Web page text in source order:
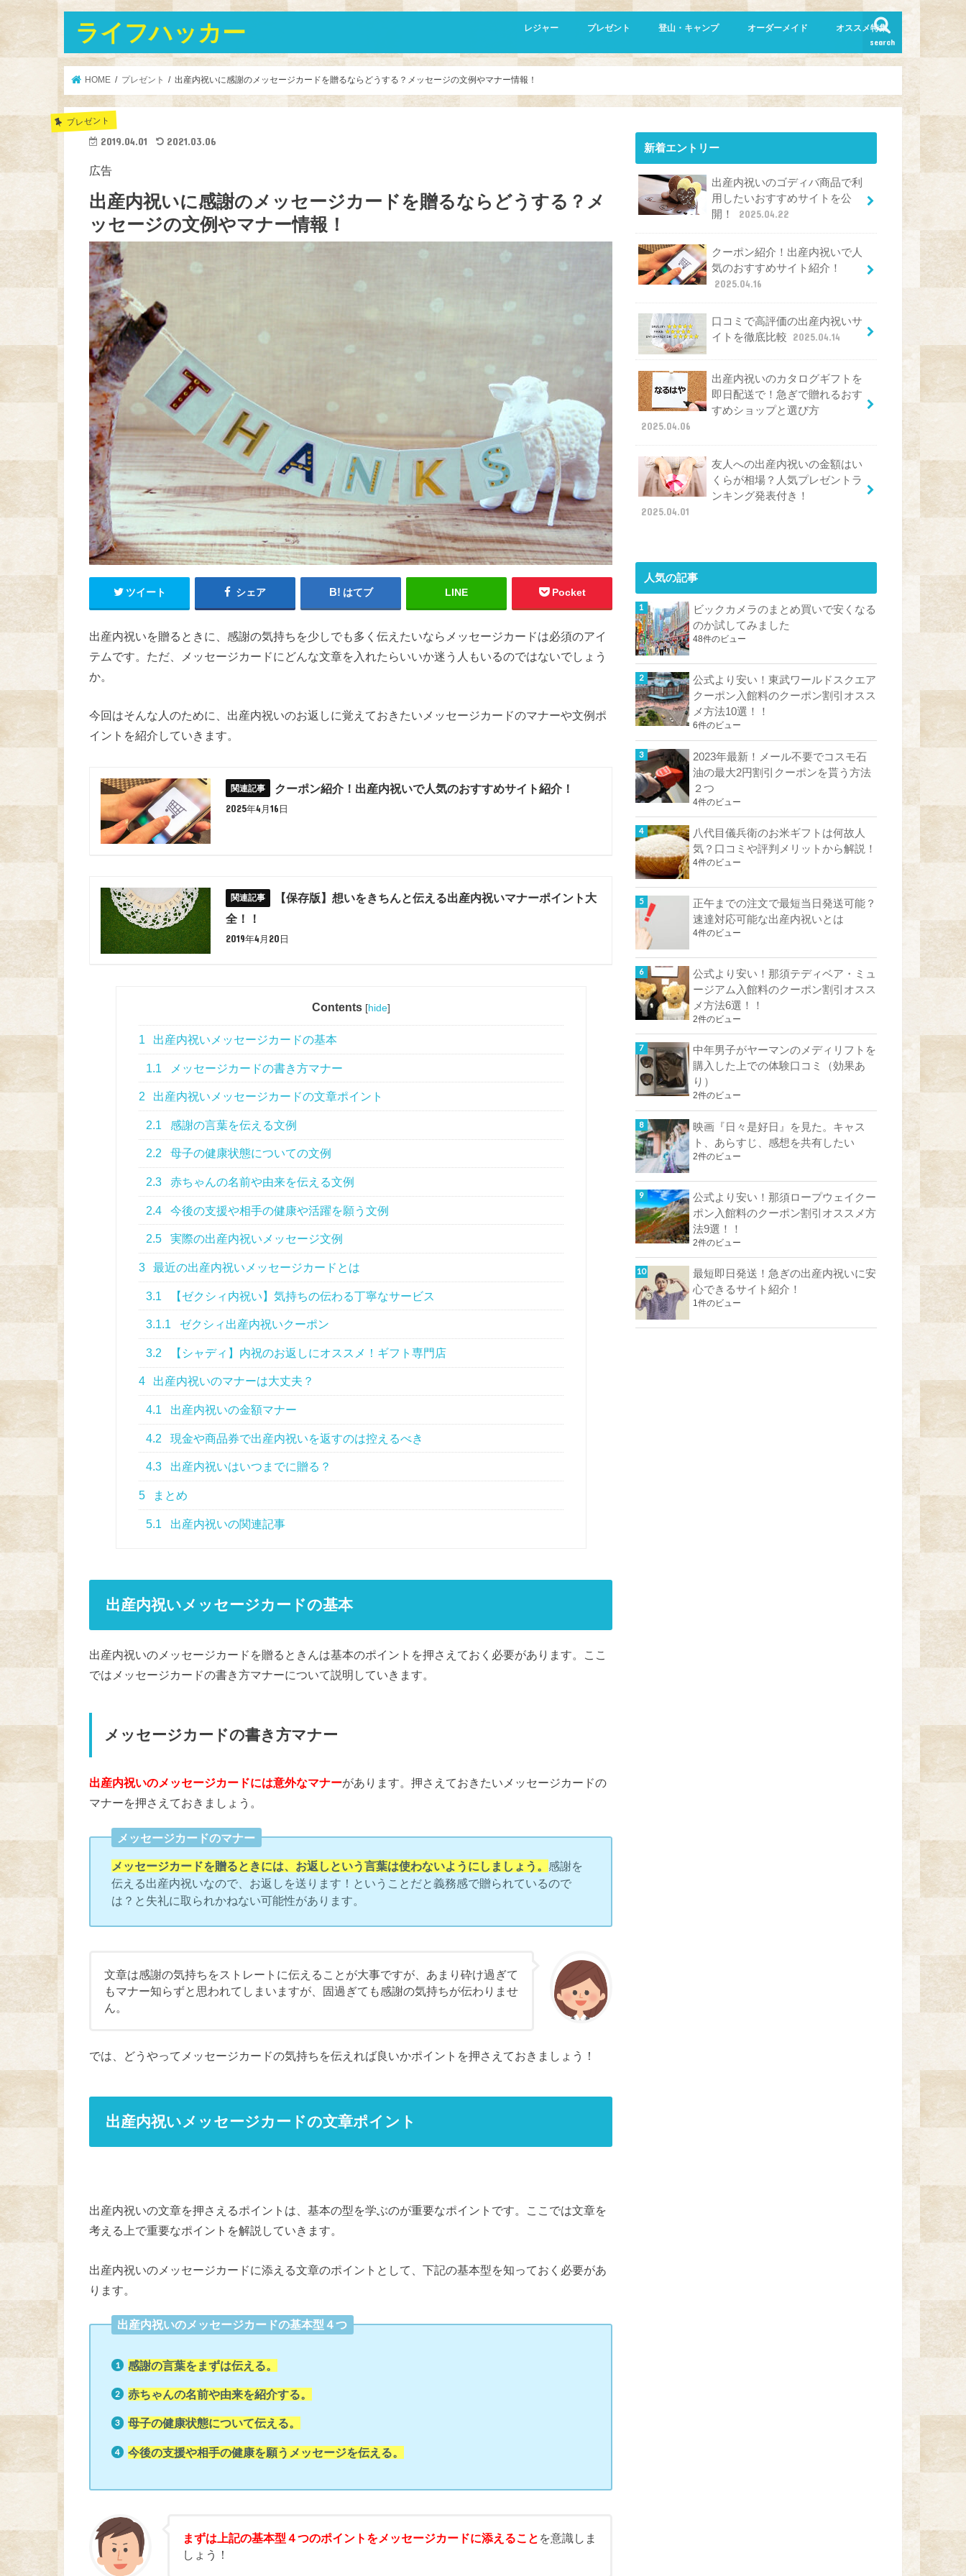
ライフハッカー search
レジャー プレゼント
胡蝶蘭
登山・キャンプ オーダーメイド オススメ特集
HOME プレゼント 出産内祝いに感謝のメッセージカードを贈るならどうする？メッセージの文例やマナー情報！
プレゼント
2019.04.01 2021.03.06
広告
出産内祝いに感謝のメッセージカードを贈るならどうする？メ
ッセージの文例やマナー情報！
ツイート シェア はてブ LINE Pocket
出産内祝いを贈るときに、感謝の気持ちを少しでも多く伝えたいならメッセージカードは必須のアイ
テムです。ただ、メッセージカードにどんな文章を入れたらいいか迷う人もいるのではないでしょう
か。
今回はそんな人のために、出産内祝いのお返しに覚えておきたいメッセージカードのマナーや文例ポ
イントを紹介していきます。
クーポン紹介！出産内祝いで人気のおすすめサイト紹介！
2025年4月16日
【保存版】想いをきちんと伝える出産内祝いマナーポイント大
全！！
2019年4月20日
Contents [hide]
1 出産内祝いメッセージカードの基本
1.1 メッセージカードの書き方マナー
2 出産内祝いメッセージカードの文章ポイント
2.1 感謝の言葉を伝える文例
2.2 母子の健康状態についての文例
2.3 赤ちゃんの名前や由来を伝える文例
2.4 今後の支援や相手の健康や活躍を願う文例
2.5 実際の出産内祝いメッセージ文例
3 最近の出産内祝いメッセージカードとは
3.1 【ゼクシィ内祝い】気持ちの伝わる丁寧なサービス
3.1.1 ゼクシィ出産内祝いクーポン
3.2 【シャディ】内祝のお返しにオススメ！ギフト専門店
4 出産内祝いのマナーは大丈夫？
4.1 出産内祝いの金額マナー
4.2 現金や商品券で出産内祝いを返すのは控えるべき
4.3 出産内祝いはいつまでに贈る？
5 まとめ
5.1 出産内祝いの関連記事
出産内祝いメッセージカードの基本
出産内祝いのメッセージカードを贈るときんは基本のポイントを押さえておく必要があります。ここ
ではメッセージカードの書き方マナーについて説明していきます。
メッセージカードの書き方マナー
出産内祝いのメッセージカードには意外なマナーがあります。押さえておきたいメッセージカードの
マナーを押さえておきましょう。
メッセージカードのマナー
メッセージカードを贈るときには、お返しという言葉は使わないようにしましょう。 感謝を
伝える出産内祝いなので、お返しを送ります！ということだと義務感で贈られているので
は？と失礼に取られかねない可能性があります。
文章は感謝の気持ちをストレートに伝えることが大事ですが、あまり砕け過ぎて
もマナー知らずと思われてしまいますが、固過ぎても感謝の気持ちが伝わりませ
ん。
では、どうやってメッセージカードの気持ちを伝えれば良いかポイントを押さえておきましょう！
出産内祝いメッセージカードの文章ポイント
出産内祝いの文章を押さえるポイントは、基本の型を学ぶのが重要なポイントです。ここでは文章を
考える上で重要なポイントを解説していきます。
出産内祝いのメッセージカードに添える文章のポイントとして、下記の基本型を知っておく必要があ
ります。
出産内祝いのメッセージカードの基本型４つ
感謝の言葉をまずは伝える。
赤ちゃんの名前や由来を紹介する。
母子の健康状態について伝える。
今後の支援や相手の健康を願うメッセージを伝える。
まずは上記の基本型４つのポイントをメッセージカードに添えること を意識しま
しょう！
新着エントリー
出産内祝いのゴディバ商品で利
用したいおすすめサイトを公
開！
2025.04.22
クーポン紹介！出産内祝いで人
気のおすすめサイト紹介！
2025.04.16
口コミで高評価の出産内祝いサ
イトを徹底比較
2025.04.14
出産内祝いのカタログギフトを
即日配送で！急ぎで贈れるおす
すめショップと選び方
2025.04.06
友人への出産内祝いの金額はい
くらが相場？人気プレゼントラ
ンキング発表付き！
2025.04.01
人気の記事
ビックカメラのまとめ買いで安くなる
のか試してみました
48件のビュー
公式より安い！東武ワールドスクエア
クーポン入館料のクーポン割引オスス
メ方法10選！！
6件のビュー
2023年最新！メール不要でコスモ石
油の最大2円割引クーポンを貰う方法
２つ
4件のビュー
八代目儀兵衛のお米ギフトは何故人
気？口コミや評判メリットから解説！
4件のビュー
正午までの注文で最短当日発送可能？
速達対応可能な出産内祝いとは
4件のビュー
公式より安い！那須テディベア・ミュ
ージアム入館料のクーポン割引オスス
メ方法6選！！
2件のビュー
中年男子がヤーマンのメディリフトを
購入した上での体験口コミ（効果あ
り）
2件のビュー
映画『日々是好日』を見た。キャス
ト、あらすじ、感想を共有したい
2件のビュー
公式より安い！那須ロープウェイクー
ポン入館料のクーポン割引オススメ方
法9選！！
2件のビュー
最短即日発送！急ぎの出産内祝いに安
心できるサイト紹介！
1件のビュー